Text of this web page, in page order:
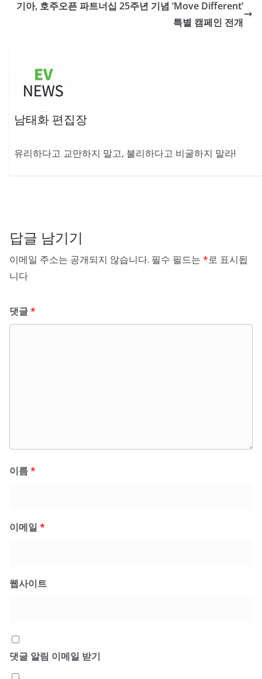
기아, 호주오픈 파트너십 25주년 기념 ‘Move Different’
특별 캠페인 전개
남태화 편집장
유리하다고 교만하지 말고, 불리하다고 비굴하지 말라!
답글 남기기
이메일 주소는 공개되지 않습니다. 필수 필드는 *로 표시됩
니다
댓글*
이름*
이메일 *
웹사이트
댓글 알림 이메일 받기